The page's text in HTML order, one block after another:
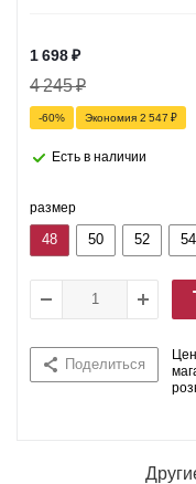
1 698₽
4 245₽
-60% Экономия 2 547 ₽
Есть в наличии
размер
48 50 52 54
Поделиться